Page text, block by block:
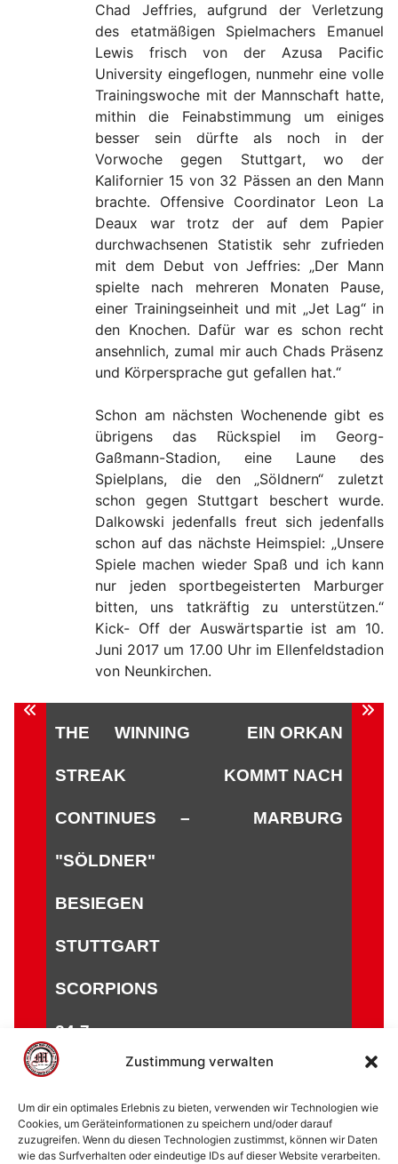
Zustimmung verwalten
Um dir ein optimales Erlebnis zu bieten, verwenden wir Technologien wie
Cookies, um Geräteinformationen zu speichern und/oder darauf
zuzugreifen. Wenn du diesen Technologien zustimmst, können wir Daten
wie das Surfverhalten oder eindeutige IDs auf dieser Website verarbeiten.
Chad Jeffries, aufgrund der Verletzung
des etatmäßigen Spielmachers Emanuel
Lewis frisch von der Azusa Pacific
University eingeflogen, nunmehr eine volle
Trainingswoche mit der Mannschaft hatte,
mithin die Feinabstimmung um einiges
besser sein dürfte als noch in der
Vorwoche gegen Stuttgart, wo der
Kalifornier 15 von 32 Pässen an den Mann
brachte. Offensive Coordinator Leon La
Deaux war trotz der auf dem Papier
durchwachsenen Statistik sehr zufrieden
mit dem Debut von Jeffries: „Der Mann
spielte nach mehreren Monaten Pause,
einer Trainingseinheit und mit „Jet Lag“ in
den Knochen. Dafür war es schon recht
ansehnlich, zumal mir auch Chads Präsenz
und Körpersprache gut gefallen hat.“
Schon am nächsten Wochenende gibt es
übrigens das Rückspiel im Georg-
Gaßmann-Stadion, eine Laune des
Spielplans, die den „Söldnern“ zuletzt
schon gegen Stuttgart beschert wurde.
Dalkowski jedenfalls freut sich jedenfalls
schon auf das nächste Heimspiel: „Unsere
Spiele machen wieder Spaß und ich kann
nur jeden sportbegeisterten Marburger
bitten, uns tatkräftig zu unterstützen.“
Kick- Off der Auswärtspartie ist am 10.
Juni 2017 um 17.00 Uhr im Ellenfeldstadion
von Neunkirchen.
Beitragsnavigation
THE WINNING
STREAK
CONTINUES –
"SÖLDNER"
BESIEGEN
STUTTGART
SCORPIONS
24:7
EIN ORKAN
KOMMT NACH
MARBURG
© 2002 - 2026 American Football Verein Marburg